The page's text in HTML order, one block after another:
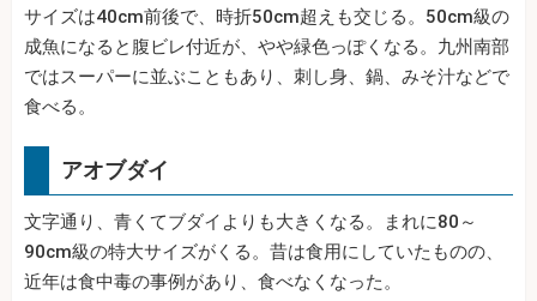
サイズは40cm前後で、時折50cm超えも交じる。50cm級の
成魚になると腹ビレ付近が、やや緑色っぽくなる。九州南部
ではスーパーに並ぶこともあり、刺し身、鍋、みそ汁などで
食べる。
アオブダイ
文字通り、青くてブダイよりも大きくなる。まれに80～
90cm級の特大サイズがくる。昔は食用にしていたものの、
近年は食中毒の事例があり、食べなくなった。